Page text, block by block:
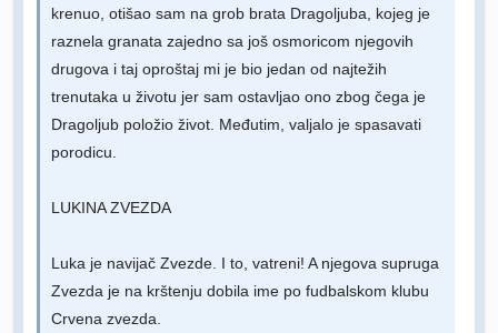
krenuo, otišao sam na grob brata Dragoljuba, kojeg je
raznela granata zajedno sa još osmoricom njegovih
drugova i taj oproštaj mi je bio jedan od najtežih
trenutaka u životu jer sam ostavljao ono zbog čega je
Dragoljub položio život. Međutim, valjalo je spasavati
porodicu.
LUKINA ZVEZDA
Luka je navijač Zvezde. I to, vatreni! A njegova supruga
Zvezda je na krštenju dobila ime po fudbalskom klubu
Crvena zvezda.